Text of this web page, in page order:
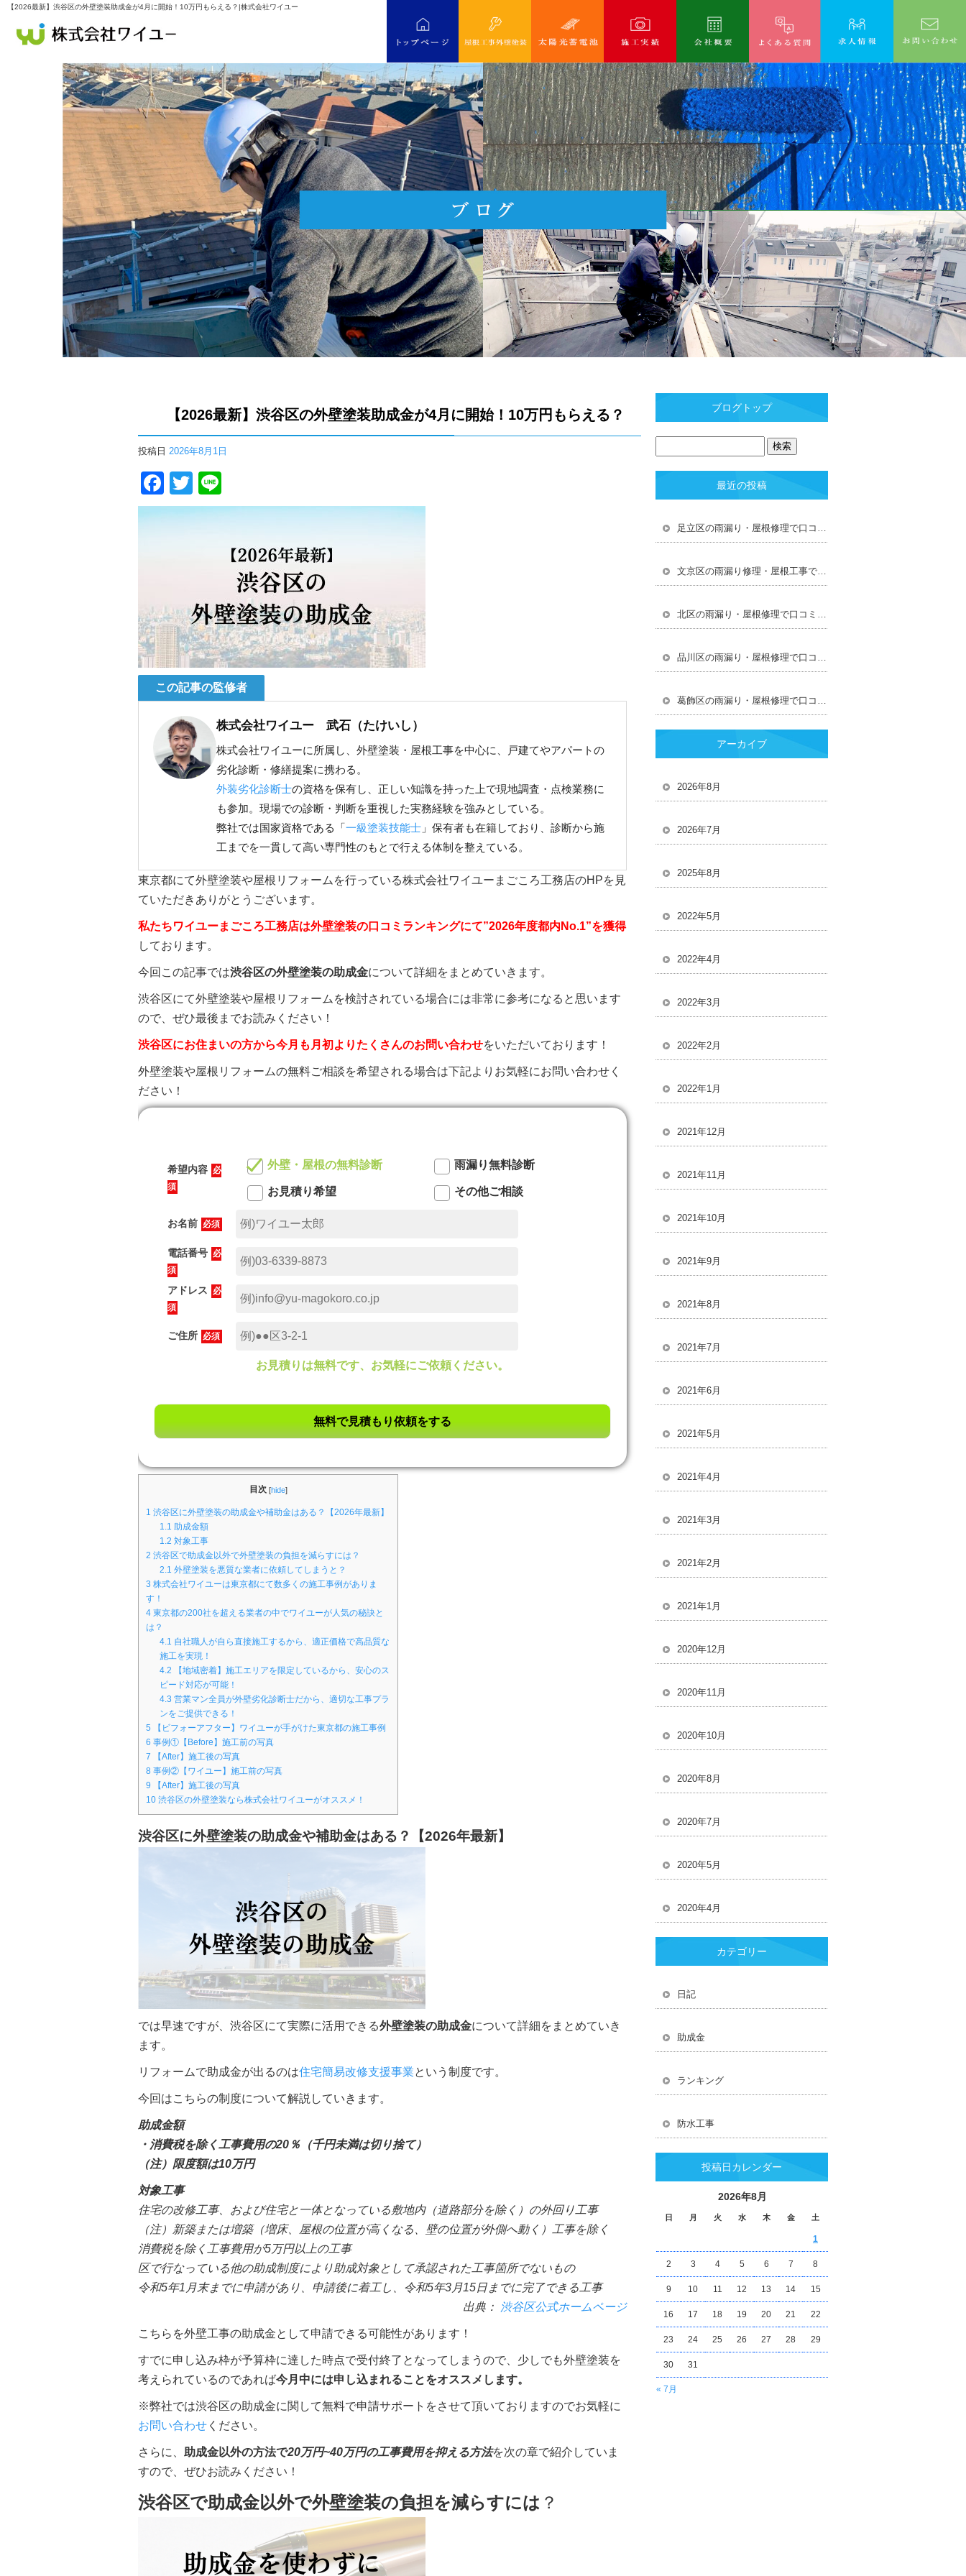
【2026最新】渋谷区の外壁塗装助成金が4月に開始！10万円もらえる？|株式会社ワイユー
【2026最新】渋谷区の外壁塗装助成金が4月に開始！10万円もらえる？
投稿日 2026年8月1日
Facebook
Twitter
この記事の監修者
株式会社ワイユー 武石（たけいし）
株式会社ワイユーに所属し、外壁塗装・屋根工事を中心に、戸建てやアパートの
劣化診断・修繕提案に携わる。
外装劣化診断士の資格を保有し、正しい知識を持った上で現地調査・点検業務に
も参加。現場での診断・判断を重視した実務経験を強みとしている。
弊社では国家資格である「一級塗装技能士 」保有者も在籍しており、診断から施
工までを一貫して高い専門性のもとで行える体制を整えている。
東京都にて外壁塗装や屋根リフォームを行っている株式会社ワイユーまごころ工務店のHPを見
ていただきありがとうございます。
私たちワイユーまごころ工務店は外壁塗装の口コミランキングにて”2026年度都内No.1”を獲得
しております。
今回この記事では渋谷区の外壁塗装の助成金について詳細をまとめていきます。
渋谷区にて外壁塗装や屋根リフォームを検討されている場合には非常に参考になると思います
ので、ぜひ最後までお読みください！
渋谷区にお住まいの方から今月も月初よりたくさんのお問い合わせをいただいております！
外壁塗装や屋根リフォームの無料ご相談を希望される場合は下記よりお気軽にお問い合わせく
ださい！
希望内容 必
須
外壁・屋根の無料診断 雨漏り無料診断
お見積り希望 その他ご相談
お名前 必須
電話番号 必
須
アドレス
必
須
ご住所 必須
お見積りは無料です、お気軽にご依頼ください。
目次 [hide]
1 渋谷区に外壁塗装の助成金や補助金はある？【2026年最新】
1.1 助成金額
1.2 対象工事
2 渋谷区で助成金以外で外壁塗装の負担を減らすには？
2.1 外壁塗装を悪質な業者に依頼してしまうと？
3 株式会社ワイユーは東京都にて数多くの施工事例がありま
す！
4 東京都の200社を超える業者の中でワイユーが人気の秘訣と
は？
4.1 自社職人が自ら直接施工するから、適正価格で高品質な
施工を実現！
4.2 【地域密着】施工エリアを限定しているから、安心のス
ピード対応が可能！
4.3 営業マン全員が外壁劣化診断士だから、適切な工事プラ
ンをご提供できる！
5 【ビフォーアフター】ワイユーが手がけた東京都の施工事例
6 事例①【Before】施工前の写真
7 【After】施工後の写真
8 事例②【ワイユー】施工前の写真
9 【After】施工後の写真
10 渋谷区の外壁塗装なら株式会社ワイユーがオススメ！
渋谷区に外壁塗装の助成金や補助金はある？【2026年最新】
では早速ですが、渋谷区にて実際に活用できる外壁塗装の助成金について詳細をまとめていき
ます。
リフォームで助成金が出るのは住宅簡易改修支援事業という制度です。
今回はこちらの制度について解説していきます。
助成金額
・消費税を除く工事費用の20％（千円未満は切り捨て）
（注）限度額は10万円
対象工事
住宅の改修工事、および住宅と一体となっている敷地内（道路部分を除く）の外回り工事
（注）新築または増築（増床、屋根の位置が高くなる、壁の位置が外側へ動く）工事を除く
消費税を除く工事費用が5万円以上の工事
区で行なっている他の助成制度により助成対象として承認された工事箇所でないもの
令和5年1月末までに申請があり、申請後に着工し、令和5年3月15日までに完了できる工事
出典：
渋谷区公式ホームページ
こちらを外壁工事の助成金として申請できる可能性があります！
すでに申し込み枠が予算枠に達した時点で受付終了となってしまうので、少しでも外壁塗装を
考えられているのであれば今月中には申し込まれることをオススメします。
※弊社では渋谷区の助成金に関して無料で申請サポートをさせて頂いておりますのでお気軽に
お問い合わせ ください。
さらに、 助成金以外の方法で20万円~40万円の工事費用を抑える方法を次の章で紹介していま
すので、ぜひお読みください！
渋谷区で助成金以外で外壁塗装の負担を減らすには ？
ブログトップ
最近の投稿
足立区の雨漏り・屋根修理で口コミ・評判ランキング1位を獲得しました【2026年最新】
文京区の雨漏り修理・屋根工事で口コミ・評判ランキング1位を獲得しました【2026年最新】
北区の雨漏り・屋根修理で口コミ・評判ランキング1位を獲得しました【2026年最新】
品川区の雨漏り・屋根修理で口コミ・評判ランキング1位を獲得しました【2026年最新】
葛飾区の雨漏り・屋根修理で口コミ・評判ランキング1位を獲得しました【2026年最新】
アーカイブ
2026年8月
2026年7月
2025年8月
2022年5月
2022年4月
2022年3月
2022年2月
2022年1月
2021年12月
2021年11月
2021年10月
2021年9月
2021年8月
2021年7月
2021年6月
2021年5月
2021年4月
2021年3月
2021年2月
2021年1月
2020年12月
2020年11月
2020年10月
2020年8月
2020年7月
2020年5月
2020年4月
カテゴリー
日記
助成金
ランキング
防水工事
投稿日カレンダー
2026年8月
日 月 火 水 木 金 土
« 7月
1
2 3 4 5 6 7 8
9 10 11 12 13 14 15
16 17 18 19 20 21 22
23 24 25 26 27 28 29
30 31